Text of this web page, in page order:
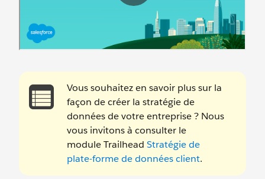
Vous souhaitez en savoir plus sur la
façon de créer la stratégie de
données de votre entreprise ? Nous
vous invitons à consulter le
module Trailhead Stratégie de
plate-forme de données client.